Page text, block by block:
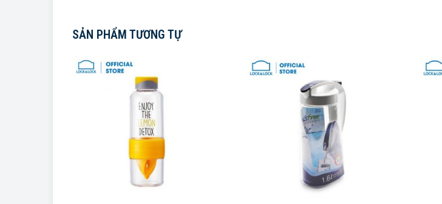
SẢN PHẨM TƯƠNG TỰ